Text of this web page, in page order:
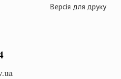
Версія для друку